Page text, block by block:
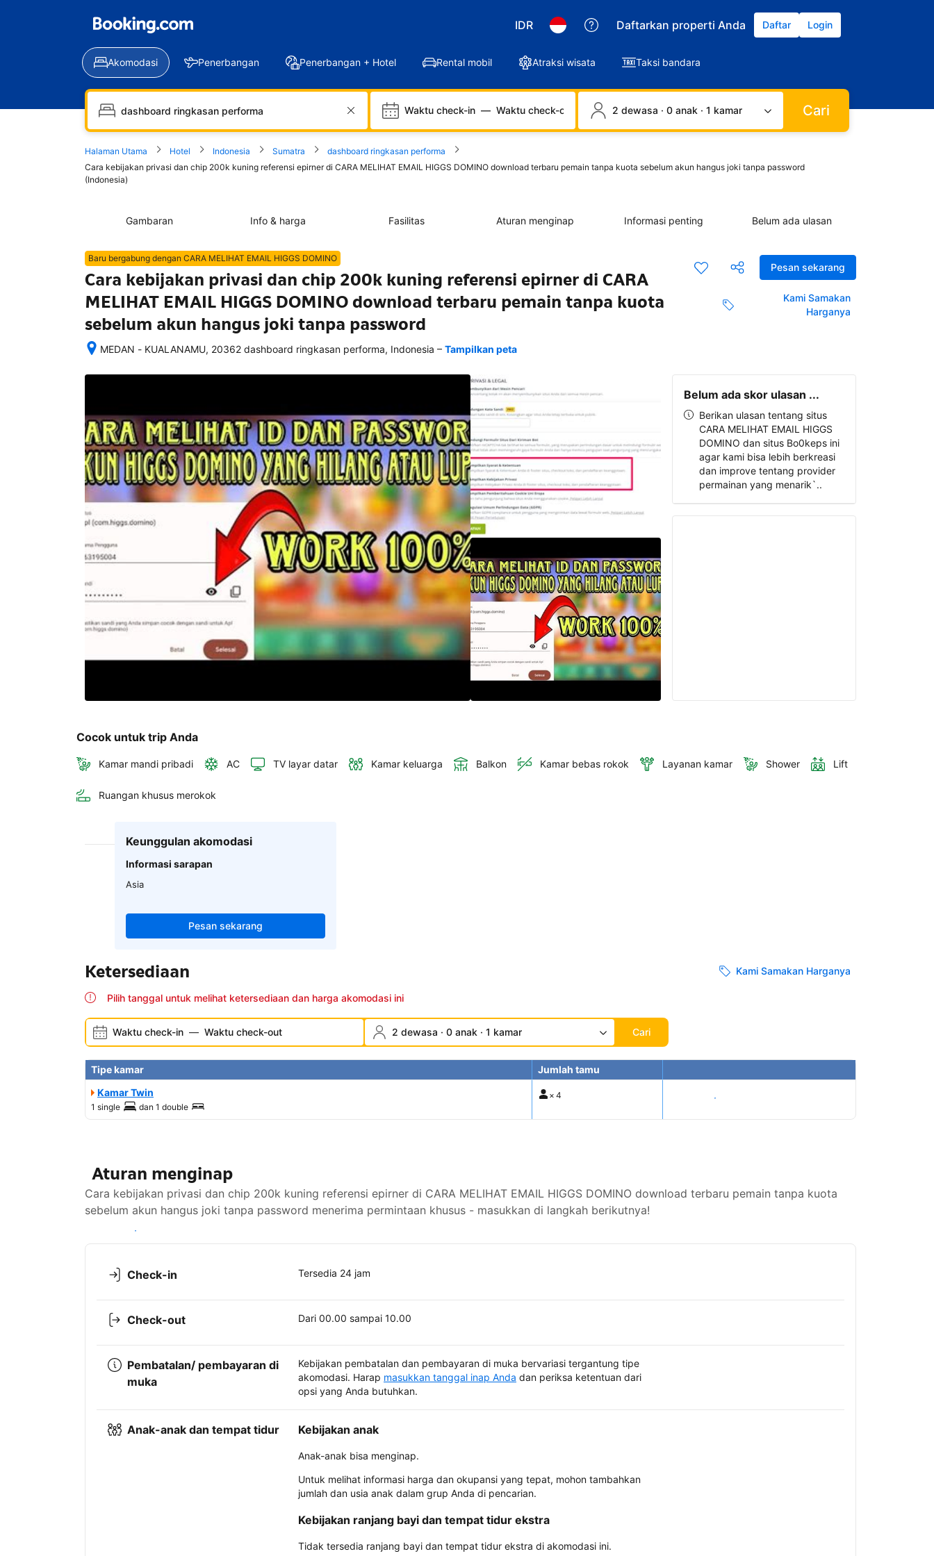
IDR Daftarkan properti Anda Daftar Login
Akomodasi Penerbangan Penerbangan + Hotel Rental mobil Atraksi wisata Taksi bandara
Waktu check-in — Waktu check-out 2 dewasa · 0 anak · 1 kamar Cari
Halaman Utama Hotel Indonesia Sumatra
dashboard ringkasan performa
Cara kebijakan privasi dan chip 200k kuning referensi epirner di CARA MELIHAT EMAIL HIGGS DOMINO download terbaru pemain tanpa kuota sebelum akun hangus joki tanpa password
(Indonesia)
Gambaran Info & harga Fasilitas Aturan menginap Informasi penting Belum ada ulasan
Pesan sekarang
Kami Samakan
Harganya
Baru bergabung dengan CARA MELIHAT EMAIL HIGGS DOMINO
Cara kebijakan privasi dan chip 200k kuning referensi epirner di CARA
MELIHAT EMAIL HIGGS DOMINO download terbaru pemain tanpa kuota
sebelum akun hangus joki tanpa password
MEDAN - KUALANAMU, 20362 dashboard ringkasan performa, Indonesia
memesan,
akomodasi
termasuk
nomor
telepon
dan
alamat
akan
dalam
konfirmasi
pemesanan
Anda.
– Tampilkan peta
Belum ada skor ulasan ...
Berikan ulasan tentang situs
CARA MELIHAT EMAIL HIGGS
DOMINO dan situs Bo0keps ini
agar kami bisa lebih berkreasi
dan improve tentang provider
permainan yang menarik`..
Cocok untuk trip Anda
Kamar mandi pribadi AC TV layar datar Kamar keluarga Balkon Kamar bebas rokok Layanan kamar Shower Lift
Ruangan khusus merokok
Keunggulan akomodasi
Informasi sarapan
Asia
Pesan sekarang
Ketersediaan Kami Samakan Harganya
Pilih tanggal untuk melihat ketersediaan dan harga akomodasi ini
Waktu check-in — Waktu check-out 2 dewasa · 0 anak · 1 kamar Cari
Tipe kamar
Jumlah tamu
Kamar Twin
1 single dan 1 double
× 4 Tampilkan harga
Aturan menginap
Cara kebijakan privasi dan chip 200k kuning referensi epirner di CARA MELIHAT EMAIL HIGGS DOMINO download terbaru pemain tanpa kuota
sebelum akun hangus joki tanpa password menerima permintaan khusus - masukkan di langkah berikutnya!
Lihat ketersediaan
Check-in Tersedia 24 jam
Check-out Dari 00.00 sampai 10.00
Pembatalan/ pembayaran di
muka
Kebijakan pembatalan dan pembayaran di muka bervariasi tergantung tipe
akomodasi. Harap masukkan tanggal inap Anda dan periksa ketentuan dari
opsi yang Anda butuhkan.
Anak-anak dan tempat tidur Kebijakan anak
Anak-anak bisa menginap.
Untuk melihat informasi harga dan okupansi yang tepat, mohon tambahkan
jumlah dan usia anak dalam grup Anda di pencarian.
Kebijakan ranjang bayi dan tempat tidur ekstra
Tidak tersedia ranjang bayi dan tempat tidur ekstra di akomodasi ini.